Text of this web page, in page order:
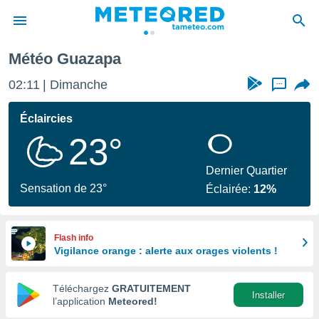
de
Météo Guazapa
02:11 Dimanche ...
Éclaircies
23°
Sensation de 23°
Dernier Quartier
Éclairée: 12%
Flash info
Vigilance orange : alerte aux orages violents !
Téléchargez GRATUITEMENT
l’application Meteored!
Installer